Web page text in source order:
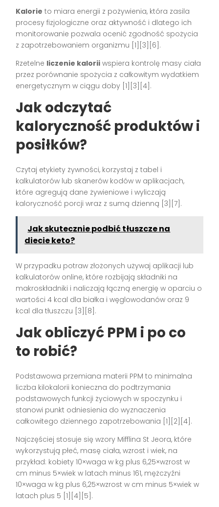
Kalorie to miara energii z pożywienia, która zasila
procesy fizjologiczne oraz aktywność i dlatego ich
monitorowanie pozwala ocenić zgodność spożycia
z zapotrzebowaniem organizmu [1][3][6].
Rzetelne liczenie kalorii wspiera kontrolę masy ciała
przez porównanie spożycia z całkowitym wydatkiem
energetycznym w ciągu doby [1][3][4].
Jak odczytać
kaloryczność produktów i
posiłków?
Czytaj etykiety żywności, korzystaj z tabel i
kalkulatorów lub skanerów kodów w aplikacjach,
które agregują dane żywieniowe i wyliczają
kaloryczność porcji wraz z sumą dzienną [3][7].
Jak skutecznie podbić tłuszcze na
diecie keto?
W przypadku potraw złożonych używaj aplikacji lub
kalkulatorów online, które rozbijają składniki na
makroskładniki i naliczają łączną energię w oparciu o
wartości 4 kcal dla białka i węglowodanów oraz 9
kcal dla tłuszczu [3][8].
Jak obliczyć PPM i po co
to robić?
Podstawowa przemiana materii PPM to minimalna
liczba kilokalorii konieczna do podtrzymania
podstawowych funkcji życiowych w spoczynku i
stanowi punkt odniesienia do wyznaczenia
całkowitego dziennego zapotrzebowania [1][2][4].
Najczęściej stosuje się wzory Mifflina St Jeora, które
wykorzystują płeć, masę ciała, wzrost i wiek, na
przykład: kobiety 10×waga w kg plus 6,25×wzrost w
cm minus 5×wiek w latach minus 161, mężczyźni
10×waga w kg plus 6,25×wzrost w cm minus 5×wiek w
latach plus 5 [1][4][5].